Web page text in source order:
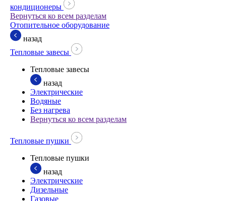
кондиционеры
Вернуться ко всем разделам
Отопительное оборудование
назад
Тепловые завесы
Тепловые завесы
назад
Электрические
Водяные
Без нагрева
Вернуться ко всем разделам
Тепловые пушки
Тепловые пушки
назад
Электрические
Дизельные
Газовые